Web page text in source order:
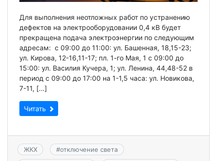
Для выполнения неотложных работ по устранению
дефектов на электрооборудовании 0,4 кВ будет
прекращена подача электроэнергии по следующим
адресам: с 09:00 до 11:00: ул. Башенная, 18,15-23;
ул. Кирова, 12-16,11-17; пл. 1-го Мая, 1 с 09:00 до
15:00: ул. Василия Кучера, 1; ул. Ленина, 44,48-52 в
период с 09:00 до 17:00 на 1-1,5 часа: ул. Новикова,
7-11, […]
Читать
ЖКХ #отключение света